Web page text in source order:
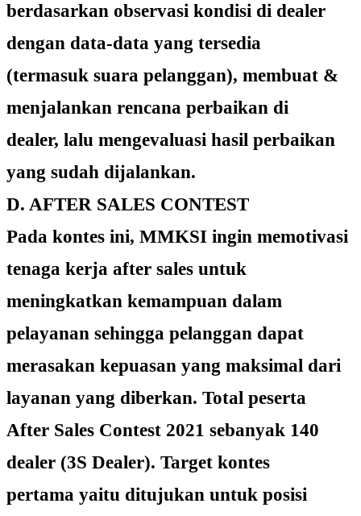
berdasarkan observasi kondisi di dealer
dengan data-data yang tersedia
(termasuk suara pelanggan), membuat &
menjalankan rencana perbaikan di
dealer, lalu mengevaluasi hasil perbaikan
yang sudah dijalankan.
D. AFTER SALES CONTEST
Pada kontes ini, MMKSI ingin memotivasi
tenaga kerja after sales untuk
meningkatkan kemampuan dalam
pelayanan sehingga pelanggan dapat
merasakan kepuasan yang maksimal dari
layanan yang diberkan. Total peserta
After Sales Contest 2021 sebanyak 140
dealer (3S Dealer). Target kontes
pertama yaitu ditujukan untuk posisi